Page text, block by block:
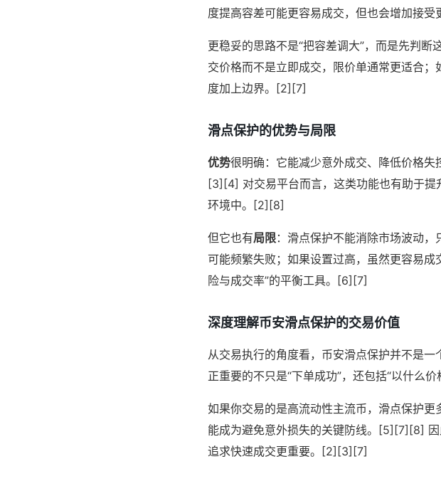
度提高容差可能更容易成交，但也会增加接
更稳妥的思路不是“把容差调大”，而是先判
交价格而不是立即成交，限价单通常更适合
度加上边界。[2][7]
滑点保护的优势与局限
优势很明确：它能减少意外成交、降低价格失
[3][4] 对交易平台而言，这类功能也有助于提
环境中。[2][8]
但它也有局限：滑点保护不能消除市场波动
可能频繁失败；如果设置过高，虽然更容易
险与成交率”的平衡工具。[6][7]
深度理解币安滑点保护的交易价值
从交易执行的角度看，币安滑点保护并不是
正重要的不只是“下单成功”，还包括“以什么价
如果你交易的是高流动性主流币，滑点保护
能成为避免意外损失的关键防线。[5][7][8]
追求快速成交更重要。[2][3][7]